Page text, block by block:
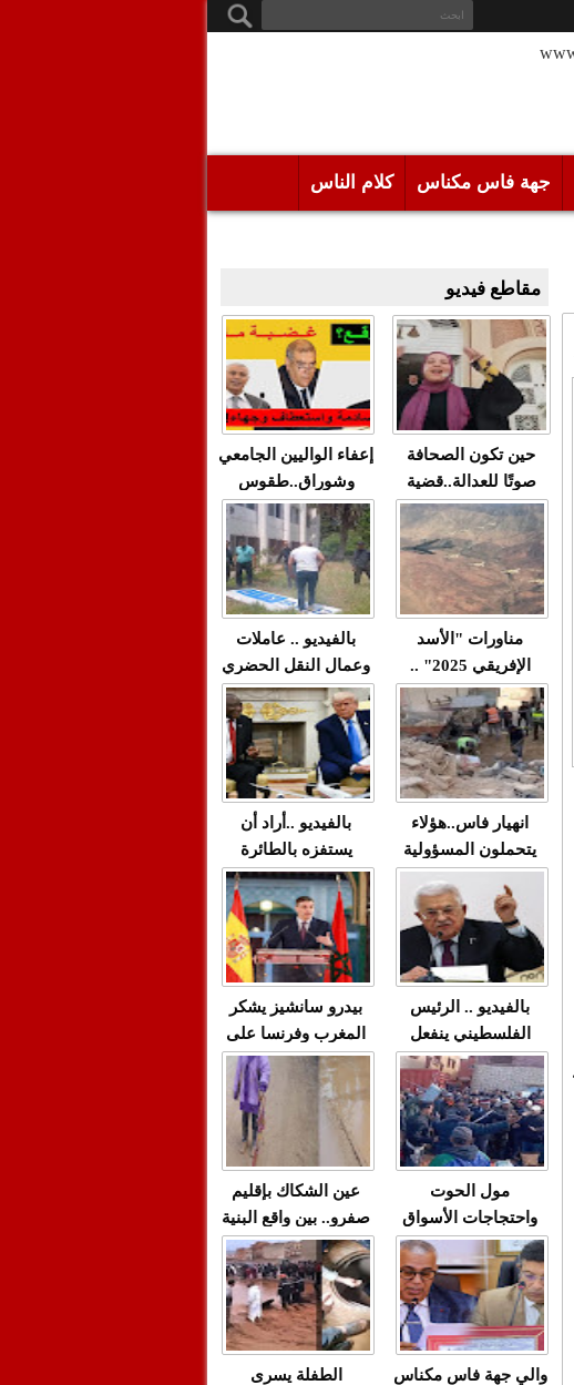
جهة فاس مكناس كلام الناس
مقاطع فيديو
حين تكون الصحافة
صوتًا للعدالة..قضية
"مولات 88 غرزة"
مثالا(فيديو)
متابعة حميد طولست
في زمن تزداد فيه
حالات العنف ضد
النساء ويغيب فيه أحيانًا
صدى العدالة في
ردهات الم...
إعفاء الواليين الجامعي
وشوراق..طقوس
صادمة وملتمس
"الوجهاء"؟/ صمت
وزارة الداخلية؟/أين
الوزير التوفيق؟(فيديو)
بالفيديو .. عاملات
وعمال النقل الحضري
بفاس يعبرون عن
ارتياحهم بعد إنهاء عقد
شركة "سيتي باص"
مناورات "الأسد
الإفريقي 2025" ..
شاهد القاذفة النووية
في تدريب مع ثماني
مقاتلات من نوع F-16
تابعة للقوات الجوية
الملكية المغربية
بالفيديو ..أراد أن
يستفزه بالطائرة
القطرية لكن ترامب
فضحه أمام العالم
بالحجة والدليل
انهيار فاس..هؤلاء
يتحملون المسؤولية
ومآسي العمارات
العشوائية مفتوحة
بيدرو سانشيز يشكر
المغرب وفرنسا على
استعادة الكهرباء عقب
انقطاعه في شبه
الجزيرة الإيبيرية
بالفيديو .. الرئيس
الفلسطيني ينفعل
ويهاجم حماس بألفاظ
قاسية على الهواء
عين الشكاك بإقليم
صفرو.. بين واقع البنية
التحتية المهترئة
والحملات الانتخابية
المبكرة(فيديو)
مول الحوت
واحتجاجات الأسواق
الأسبوعية/الاحتقان
الصامت والتراشق
بـ"الصناديق"/أخنوش
يرد بالصمت المريب
الطفلة يسرى
والي جهة فاس مكناس